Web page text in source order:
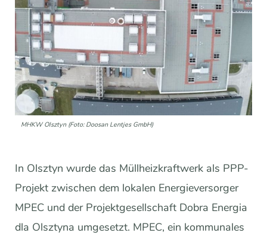
MHKW Olsztyn (Foto: Doosan Lentjes GmbH)
In Olsztyn wurde das Müllheizkraftwerk als PPP-
Projekt zwischen dem lokalen Energieversorger
MPEC und der Projektgesellschaft Dobra Energia
dla Olsztyna umgesetzt. MPEC, ein kommunales